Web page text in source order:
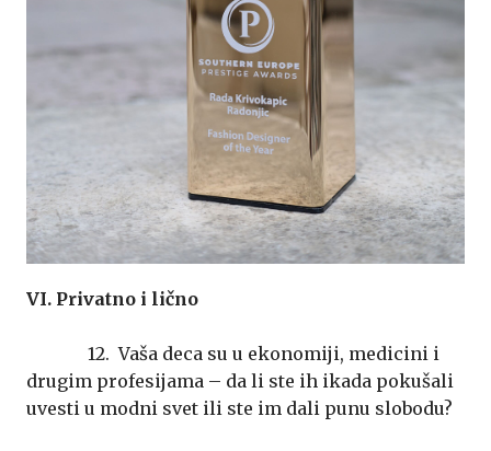
VI. Privatno i lično
12. Vaša deca su u ekonomiji, medicini i
drugim profesijama – da li ste ih ikada pokušali
uvesti u modni svet ili ste im dali punu slobodu?